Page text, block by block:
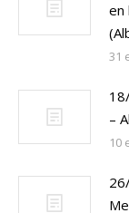
en
31
–
10